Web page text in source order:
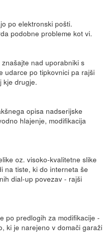
po elektronski pošti.
podobne probleme kot vi.
nad uporabniki s
udarce po tipkovnici pa rajši
kje drugje.
opisa nadserijske
hlajenje, modifikacija
oz. visoko-kvalitetne slike
na tiste, ki do interneta še
dial-up povezav - rajši
po predlogih za modifikacije -
ki je narejeno v domači garaži